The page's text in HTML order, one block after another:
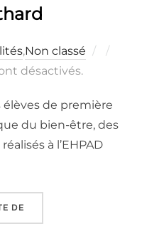
,Non classé
Publié
désactivés.
de première
du bien-être, des
à l’EHPAD
DE« ATELIERS BIEN-ÊTRE À